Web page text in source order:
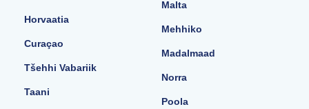
Horvaatia
Curaçao
Tšehhi Vabariik
Taani
Malta
Mehhiko
Madalmaad
Norra
Poola